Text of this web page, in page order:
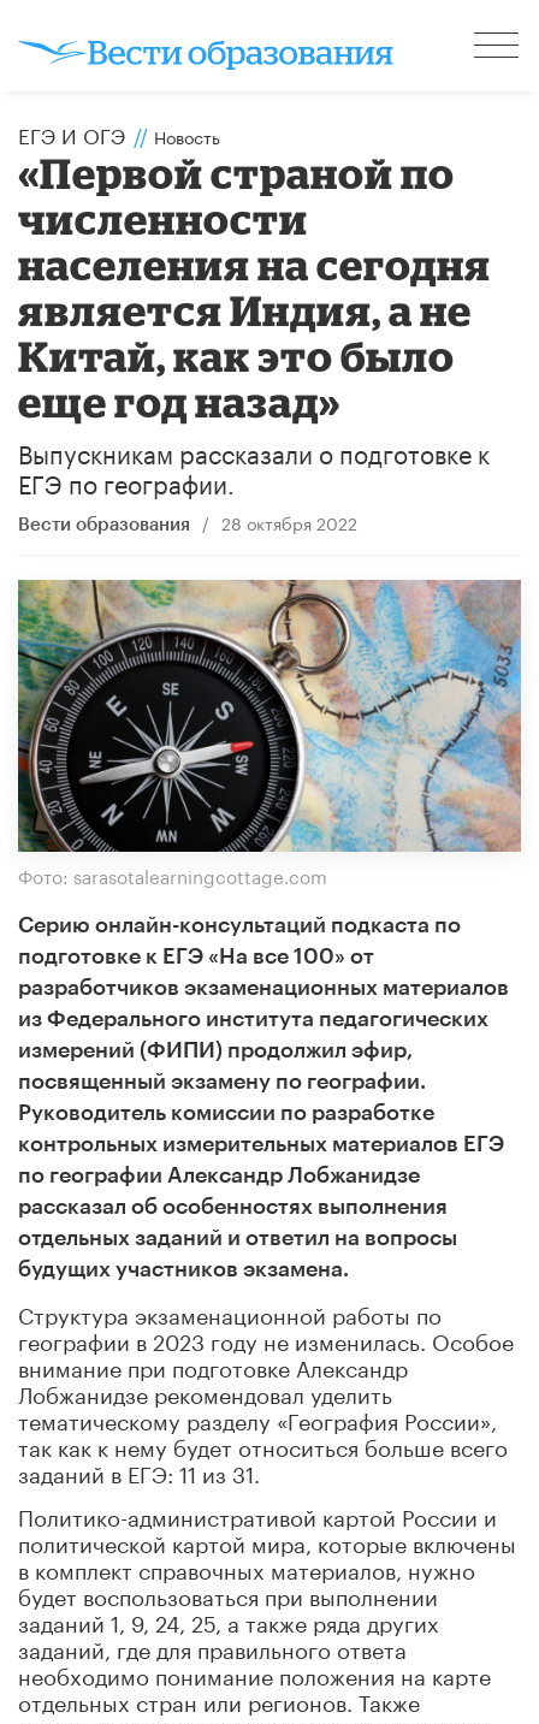
ЕГЭ И ОГЭ // Новость
«Первой страной по
численности
населения на сегодня
является Индия, а не
Китай, как это было
еще год назад»
Выпускникам рассказали о подготовке к
ЕГЭ по географии.
Вести образования / 28 октября 2022
Фото: sarasotalearningcottage.com
Серию онлайн-консультаций подкаста по
подготовке к ЕГЭ «На все 100» от
разработчиков экзаменационных материалов
из Федерального института педагогических
измерений (ФИПИ) продолжил эфир,
посвященный экзамену по географии.
Руководитель комиссии по разработке
контрольных измерительных материалов ЕГЭ
по географии Александр Лобжанидзе
рассказал об особенностях выполнения
отдельных заданий и ответил на вопросы
будущих участников экзамена.
Структура экзаменационной работы по
географии в 2023 году не изменилась. Особое
внимание при подготовке Александр
Лобжанидзе рекомендовал уделить
тематическому разделу «География России»,
так как к нему будет относиться больше всего
заданий в ЕГЭ: 11 из 31.
Политико-административой картой России и
политической картой мира, которые включены
в комплект справочных материалов, нужно
будет воспользоваться при выполнении
заданий 1, 9, 24, 25, а также ряда других
заданий, где для правильного ответа
необходимо понимание положения на карте
отдельных стран или регионов. Также